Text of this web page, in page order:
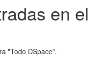
en el
"Todo DSpace".